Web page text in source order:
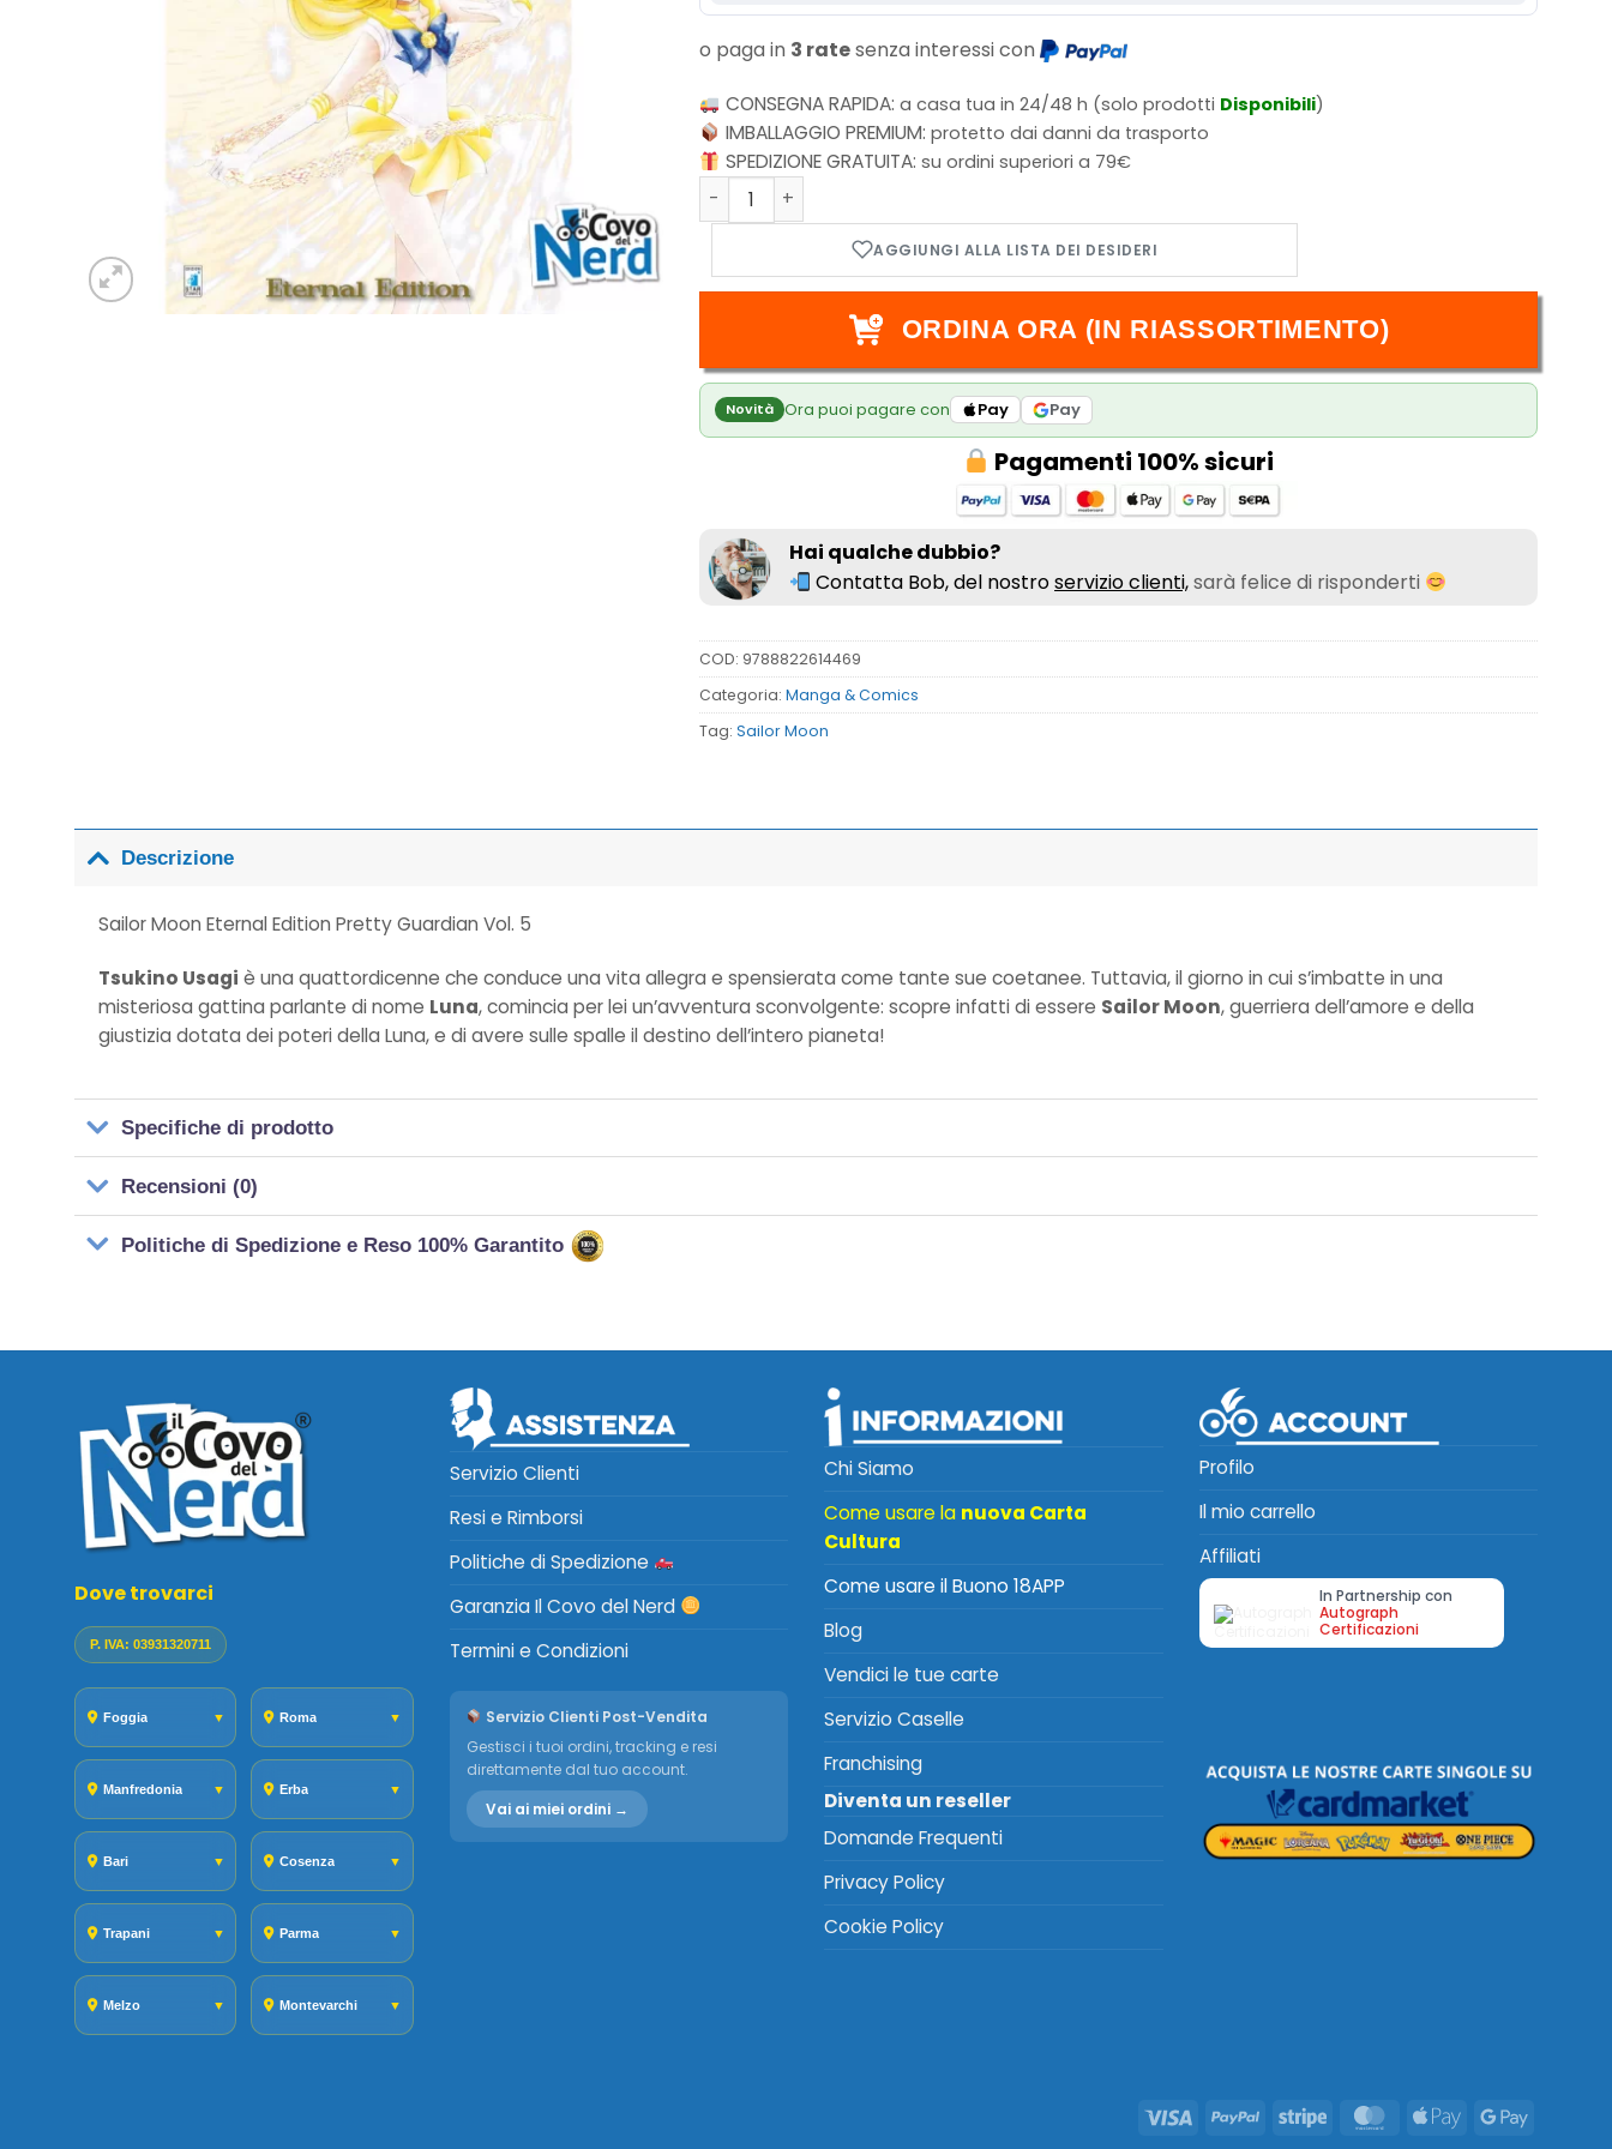
o paga in 3 ratesenza interessi con
CONSEGNA RAPIDA: a casa tua in 24/48 h (solo prodotti Disponibili)
IMBALLAGGIO PREMIUM: protetto dai danni da trasporto
SPEDIZIONE GRATUITA: su ordini superiori a 79€
Sailor Moon Eternal Edition Pretty Guardian Vol. 5 quantità
ORDINA ORA (IN RIASSORTIMENTO)
Novità Ora puoi pagare con Pay Pay
Pagamenti 100% sicuri
Hai qualche dubbio?
Contatta Bob, del nostroservizio clienti,sarà felice di risponderti
COD: 9788822614469
Categoria: Manga & Comics
Tag: Sailor Moon
Descrizione
Sailor Moon Eternal Edition Pretty Guardian Vol. 5
Tsukino Usagi è una quattordicenne che conduce una vita allegra e spensierata come tante sue coetanee. Tuttavia, il giorno in cui s’imbatte in una
misteriosa gattina parlante di nome Luna, comincia per lei un’avventura sconvolgente: scopre infatti di essere Sailor Moon, guerriera dell’amore e della
giustizia dotata dei poteri della Luna, e di avere sulle spalle il destino dell’intero pianeta!
Specifiche di prodotto
Recensioni (0)
Politiche di Spedizione e Reso 100% Garantito
Dove trovarci
P. IVA: 03931320711
Foggia ▼ Roma ▼
Manfredonia ▼ Erba ▼
Bari ▼ Cosenza ▼
Trapani ▼ Parma ▼
Melzo ▼ Montevarchi ▼
Servizio Clienti
Resi e Rimborsi
Politiche di Spedizione
Garanzia Il Covo del Nerd
Termini e Condizioni
Servizio Clienti Post-Vendita
Gestisci i tuoi ordini, tracking e resi
direttamente dal tuo account.
Vai ai miei ordini →
Chi Siamo
Come usare la nuova Carta
Cultura
Come usare il Buono 18APP
Blog
Vendici le tue carte
Servizio Caselle
Franchising
Diventa un reseller
Domande Frequenti
Privacy Policy
Cookie Policy
Profilo
Il mio carrello
Affiliati
In Partnership con
Autograph
Certificazioni
Visa PayPal Stripe MasterCard
Apple
Google